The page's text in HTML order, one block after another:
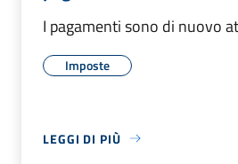
I pagamenti sono di nuovo
Imposte
LEGGI DI PIÙ